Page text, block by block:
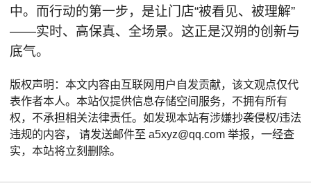
中。而行动的第一步，是让门店“被看见、被理解”
——实时、高保真、全场景。这正是汉朔的创新与
底气。
版权声明：本文内容由互联网用户自发贡献，该文观点仅代
表作者本人。本站仅提供信息存储空间服务，不拥有所有
权，不承担相关法律责任。如发现本站有涉嫌抄袭侵权/违法
违规的内容， 请发送邮件至 a5xyz@qq.com 举报，一经查
实，本站将立刻删除。